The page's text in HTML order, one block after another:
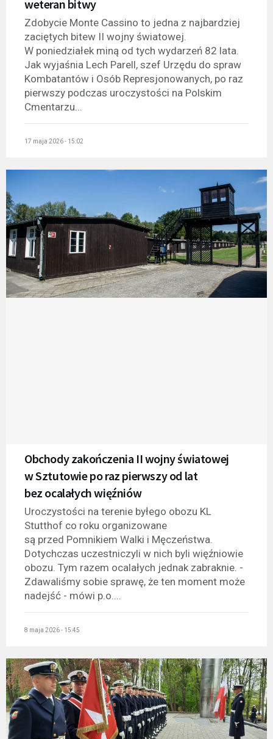
weteran bitwy
Zdobycie Monte Cassino to jedna z najbardziej
zaciętych bitew II wojny światowej.
W poniedziałek miną od tych wydarzeń 82 lata.
Jak wyjaśnia Lech Parell, szef Urzędu do spraw
Kombatantów i Osób Represjonowanych, po raz
pierwszy podczas uroczystości na Polskim
Cmentarzu...
17 maja 2026 - 15:02
Obchody zakończenia II wojny światowej
w Sztutowie po raz pierwszy od lat
bez ocalałych więźniów
Uroczystości na terenie byłego obozu KL
Stutthof co roku organizowane
są przed Pomnikiem Walki i Męczeństwa.
Dotychczas uczestniczyli w nich byli więźniowie
obozu. Tym razem ocalałych jednak zabraknie. -
Zdawaliśmy sobie sprawę, że ten moment może
nadejść - mówi p.o....
8 maja 2026 - 15:45